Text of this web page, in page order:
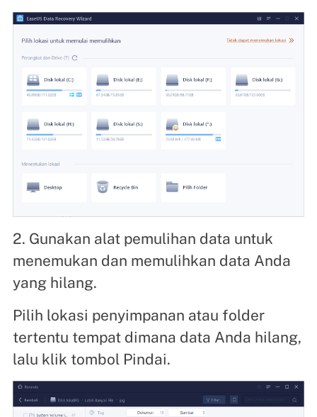
2. Gunakan alat pemulihan data untuk
menemukan dan memulihkan data Anda
yang hilang.
Pilih lokasi penyimpanan atau folder
tertentu tempat dimana data Anda hilang,
lalu klik tombol Pindai.